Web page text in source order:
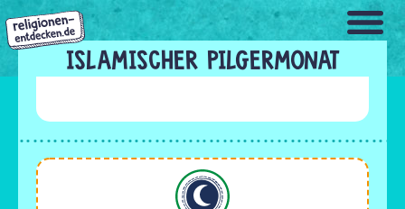
Direkt
zum
Inhalt
ISLAMISCHER PILGERMONAT